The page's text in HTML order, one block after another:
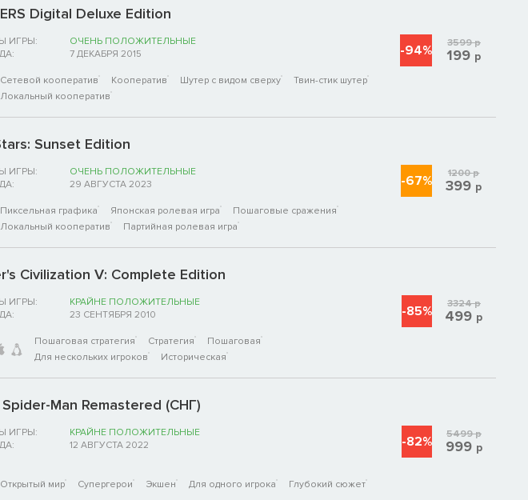
Digital Deluxe Edition
ИГРЫ:
ОЧЕНЬ ПОЛОЖИТЕЛЬНЫЕ
7 ДЕКАБРЯ 2015
Сетевой кооператив Кооператив Шутер с видом сверху
Твин-стик шутер
Локальный кооператив
-94% 3599р
199 р
Sunset Edition
ИГРЫ:
ОЧЕНЬ ПОЛОЖИТЕЛЬНЫЕ
29 АВГУСТА 2023
Пиксельная графика Японская ролевая игра
Пошаговые сражения
Локальный кооператив
Партийная ролевая игра
-67% 1200р
399 р
Civilization V: Complete Edition
ИГРЫ:
КРАЙНЕ ПОЛОЖИТЕЛЬНЫЕ
23 СЕНТЯБРЯ 2010
Пошаговая стратегия Стратегия
Пошаговая
Для нескольких игроков
Историческая
-85% 3324р
499 р
Spider-Man Remastered (СНГ)
ИГРЫ:
КРАЙНЕ ПОЛОЖИТЕЛЬНЫЕ
12 АВГУСТА 2022
Открытый мир Супергерои Экшен Для одного игрока Глубокий сюжет
-82% 5499р
999 р